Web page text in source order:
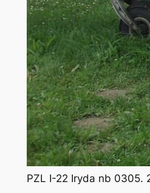
PZL I-22 Iryda nb 0305.